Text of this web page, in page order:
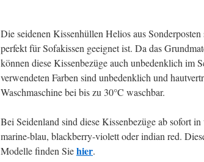
Die seidenen Kissenhüllen Helios aus
perfekt für Sofakissen geeignet ist. Da das
können diese Kissenbezüge auch unbedenklich im
verwendeten Farben sind unbedenklich und
Waschmaschine bei bis zu 30°C waschbar.
Bei Seidenland sind diese Kissenbezüge ab sofort
marine-blau, blackberry-violett oder indian red.
Modelle finden Siehier.